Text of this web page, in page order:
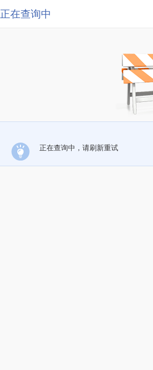
正在查询中
正在查询中，请刷新重试